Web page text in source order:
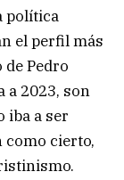
política
el perfil más
de Pedro
a 2023, son
iba a ser
como cierto,